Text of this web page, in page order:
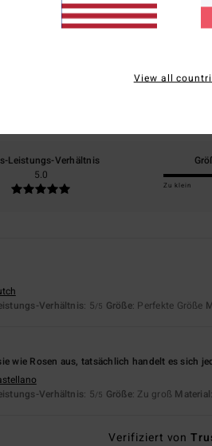
Durchschnittliche
4.0
Leistungs-Verhältnis
5.0
Zu klein
Verhältnis: 5/5 Größe: Perfekte Größe
wie Rosen aus, tatsächlich handelt es sich
Verhältnis: 5/5 Größe: Zu groß Material
Verifiziert von
View all